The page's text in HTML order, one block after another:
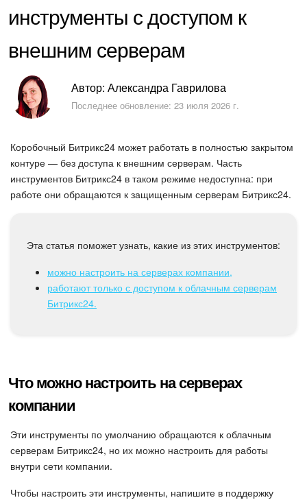
Поддержка Битрикс24
Регистрация и вход
Безопасность в Битрикс24
Тарифы и оплата
С чего начать
AI в Битрикс24
Лента Новостей
Задачи
Календарь
База знаний
инструменты с доступом к
внешним серверам
Автор: Александра Гаврилова
Последнее обновление: 23 июля 2026 г.
Коробочный Битрикс24 может работать в полностью закрытом
контуре — без доступа к внешним серверам. Часть
инструментов Битрикс24 в таком режиме недоступна: при
работе они обращаются к защищенным серверам Битрикс24.
Эта статья поможет узнать, какие из этих инструментов:
можно настроить на серверах компании,
работают только с доступом к облачным серверам
Битрикс24.
Что можно настроить на серверах
компании
Эти инструменты по умолчанию обращаются к облачным
серверам Битрикс24, но их можно настроить для работы
внутри сети компании.
Чтобы настроить эти инструменты, напишите в поддержку